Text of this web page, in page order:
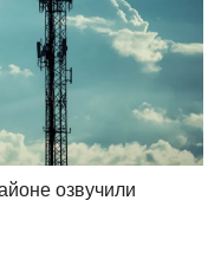
озвучили